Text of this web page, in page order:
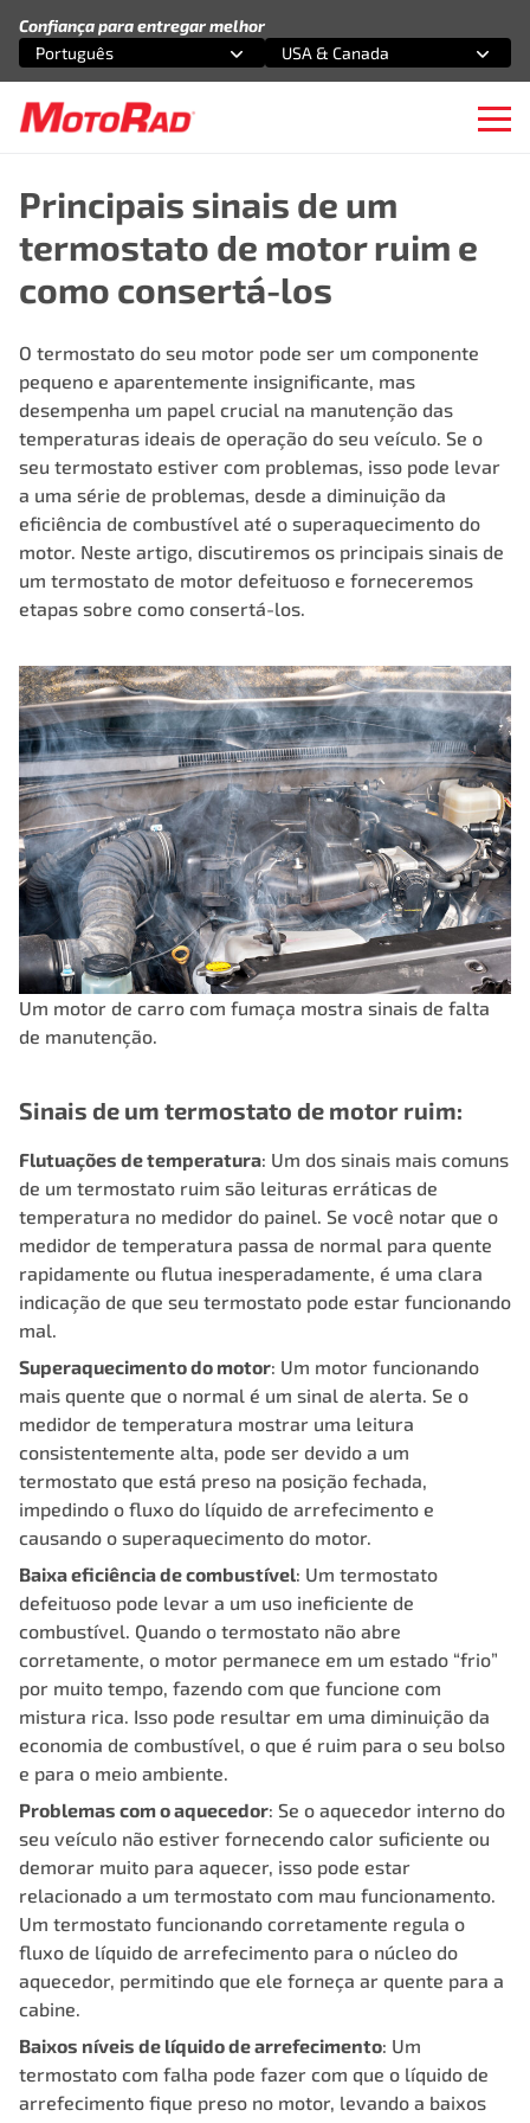
Confiança para entregar melhor
Selecione uma opção
Português
Selecione uma opção
USA & Canada
Principais sinais de um
termostato de motor ruim e
como consertá-los
O termostato do seu motor pode ser um componente
pequeno e aparentemente insignificante, mas
desempenha um papel crucial na manutenção das
temperaturas ideais de operação do seu veículo. Se o
seu termostato estiver com problemas, isso pode levar
a uma série de problemas, desde a diminuição da
eficiência de combustível até o superaquecimento do
motor. Neste artigo, discutiremos os principais sinais de
um termostato de motor defeituoso e forneceremos
etapas sobre como consertá-los.
Um motor de carro com fumaça mostra sinais de falta
de manutenção.
Sinais de um termostato de motor ruim:
Flutuações de temperatura: Um dos sinais mais comuns
de um termostato ruim são leituras erráticas de
temperatura no medidor do painel. Se você notar que o
medidor de temperatura passa de normal para quente
rapidamente ou flutua inesperadamente, é uma clara
indicação de que seu termostato pode estar funcionando
mal.
Superaquecimento do motor: Um motor funcionando
mais quente que o normal é um sinal de alerta. Se o
medidor de temperatura mostrar uma leitura
consistentemente alta, pode ser devido a um
termostato que está preso na posição fechada,
impedindo o fluxo do líquido de arrefecimento e
causando o superaquecimento do motor.
Baixa eficiência de combustível: Um termostato
defeituoso pode levar a um uso ineficiente de
combustível. Quando o termostato não abre
corretamente, o motor permanece em um estado “frio”
por muito tempo, fazendo com que funcione com
mistura rica. Isso pode resultar em uma diminuição da
economia de combustível, o que é ruim para o seu bolso
e para o meio ambiente.
Problemas com o aquecedor: Se o aquecedor interno do
seu veículo não estiver fornecendo calor suficiente ou
demorar muito para aquecer, isso pode estar
relacionado a um termostato com mau funcionamento.
Um termostato funcionando corretamente regula o
fluxo de líquido de arrefecimento para o núcleo do
aquecedor, permitindo que ele forneça ar quente para a
cabine.
Baixos níveis de líquido de arrefecimento: Um
termostato com falha pode fazer com que o líquido de
arrefecimento fique preso no motor, levando a baixos